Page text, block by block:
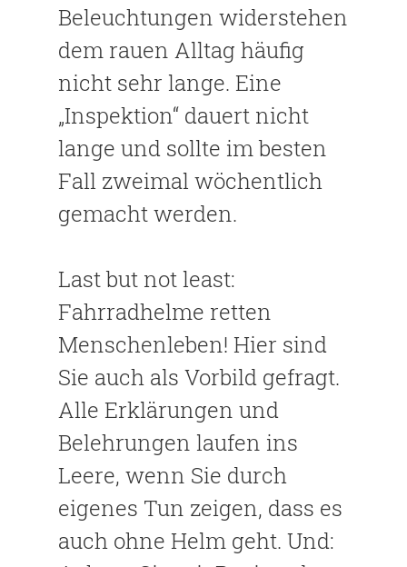
Beleuchtungen widerstehen
dem rauen Alltag häufig
nicht sehr lange. Eine
„Inspektion“ dauert nicht
lange und sollte im besten
Fall zweimal wöchentlich
gemacht werden.
Last but not least:
Fahrradhelme retten
Menschenleben! Hier sind
Sie auch als Vorbild gefragt.
Alle Erklärungen und
Belehrungen laufen ins
Leere, wenn Sie durch
eigenes Tun zeigen, dass es
auch ohne Helm geht. Und: